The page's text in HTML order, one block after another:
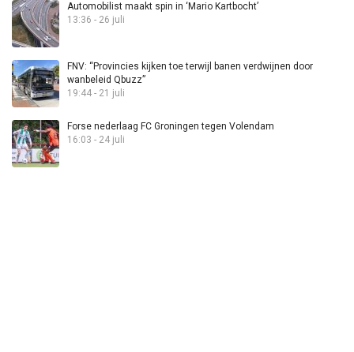
Automobilist maakt spin in ‘Mario Kartbocht’
13:36 - 26 juli
FNV: “Provincies kijken toe terwijl banen verdwijnen door
wanbeleid Qbuzz”
19:44 - 21 juli
Forse nederlaag FC Groningen tegen Volendam
16:03 - 24 juli